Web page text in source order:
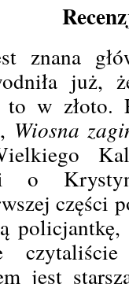
znana
już,
w złoto.
Wiosna
o
części
jest